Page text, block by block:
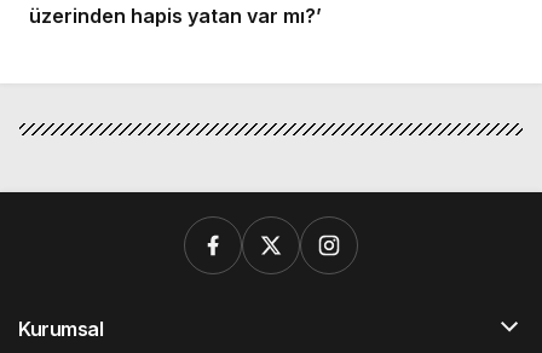
üzerinden hapis yatan var mı?’
Kurumsal